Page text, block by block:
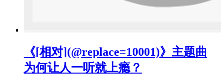
《[相对](@replace=10001)》主题曲
为何让人一听就上瘾？